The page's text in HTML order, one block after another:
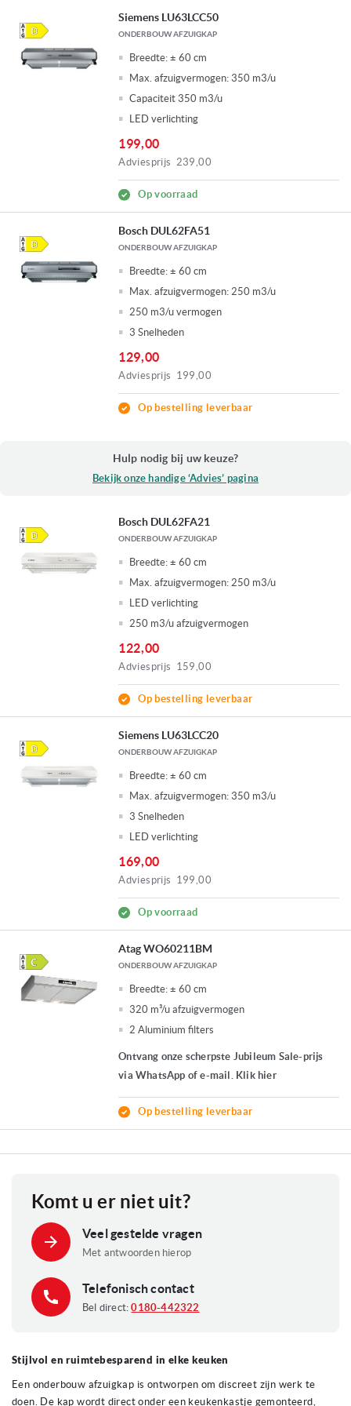
Siemens LU63LCC50
ONDERBOUW AFZUIGKAP
Breedte: ± 60 cm
Max. afzuigvermogen: 350 m3/u
Capaciteit 350 m3/u
LED verlichting
199,00
Adviesprijs 239,00
Op voorraad
Bosch DUL62FA51
ONDERBOUW AFZUIGKAP
Breedte: ± 60 cm
Max. afzuigvermogen: 250 m3/u
250 m3/u vermogen
3 Snelheden
129,00
Adviesprijs 199,00
Op bestelling leverbaar
Hulp nodig bij uw keuze?
Bekijk onze handige ‘Advies’ pagina
Bosch DUL62FA21
ONDERBOUW AFZUIGKAP
Breedte: ± 60 cm
Max. afzuigvermogen: 250 m3/u
LED verlichting
250 m3/u afzuigvermogen
122,00
Adviesprijs 159,00
Op bestelling leverbaar
Siemens LU63LCC20
ONDERBOUW AFZUIGKAP
Breedte: ± 60 cm
Max. afzuigvermogen: 350 m3/u
3 Snelheden
LED verlichting
169,00
Adviesprijs 199,00
Op voorraad
Atag WO60211BM
ONDERBOUW AFZUIGKAP
Breedte: ± 60 cm
320 m³/u afzuigvermogen
2 Aluminium filters
Ontvang onze scherpste Jubileum Sale-prijs
via WhatsApp of e-mail. Klik hier
Op bestelling leverbaar
Komt u er niet uit?
Veel gestelde vragen
Met antwoorden hierop
Telefonisch contact
Bel direct:0180-442322
Stijlvol en ruimtebesparend in elke keuken
Een onderbouw afzuigkap is ontworpen om discreet zijn werk te
doen. De kap wordt direct onder een keukenkastje gemonteerd,